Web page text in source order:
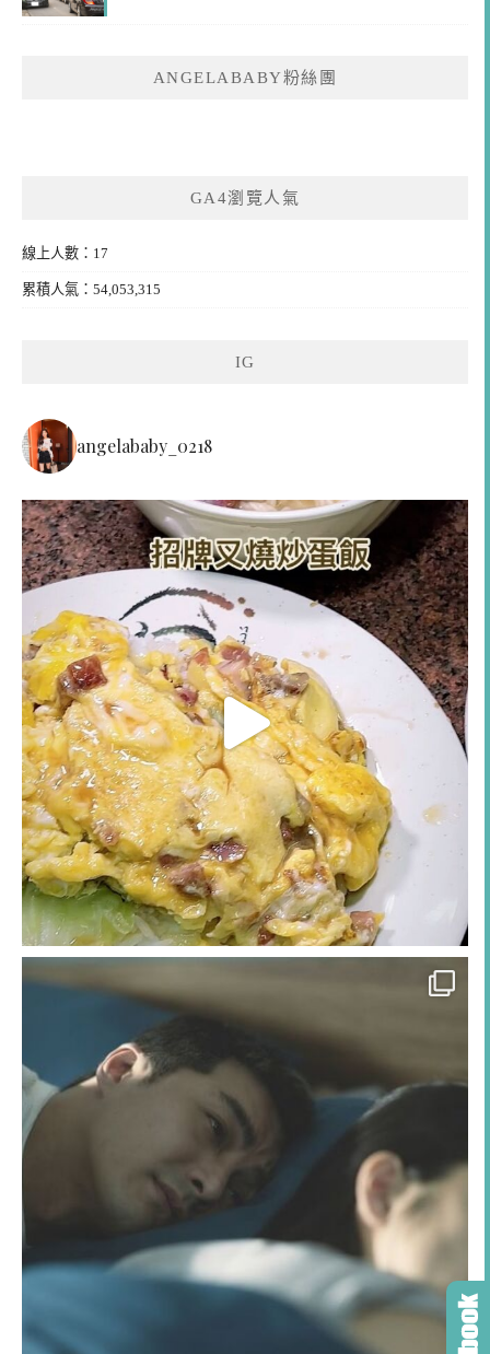
ANGELABABY粉絲團
GA4瀏覽人氣
線上人數：17
累積人氣：54,053,315
IG
angelababy_0218